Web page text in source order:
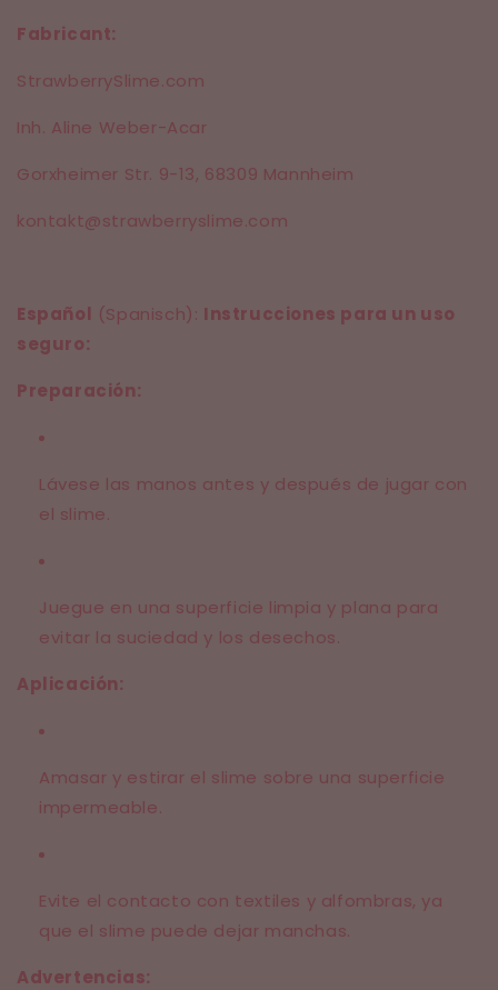
Fabricant:
StrawberrySlime.com
Inh. Aline Weber-Acar
Gorxheimer Str. 9-13, 68309 Mannheim
kontakt@strawberryslime.com
Español (Spanisch): Instrucciones para un uso
seguro:
Preparación:
Lávese las manos antes y después de jugar con
el slime.
Juegue en una superficie limpia y plana para
evitar la suciedad y los desechos.
Aplicación:
Amasar y estirar el slime sobre una superficie
impermeable.
Evite el contacto con textiles y alfombras, ya
que el slime puede dejar manchas.
Advertencias: